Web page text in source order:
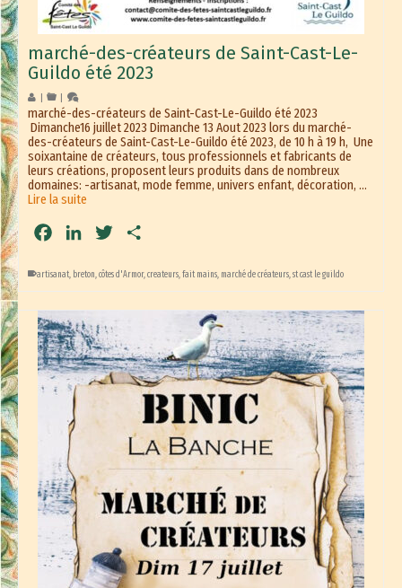
marché-des-créateurs de Saint-Cast-Le-
Guildo été 2023
marché-des-créateurs de Saint-Cast-Le-Guildo été 2023
Dimanche16 juillet 2023 Dimanche 13 Aout 2023 lors du marché-
des-créateurs de Saint-Cast-Le-Guildo été 2023, de 10 h à 19 h, Une
soixantaine de créateurs, tous professionnels et fabricants de
leurs créations, proposent leurs produits dans de nombreux
domaines: -artisanat, mode femme, univers enfant, décoration, …
Lire la suite
FacebookLinkedInTwitter
artisanat, breton,côtes d'Armor,createurs,fait mains, marché de créateurs,st cast le guildo